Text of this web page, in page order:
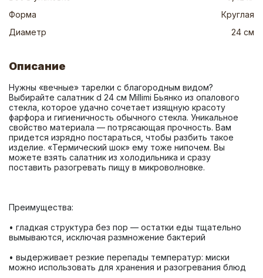
Форма
Круглая
Диаметр
24 см
Описание
Нужны «вечные» тарелки с благородным видом?
Выбирайте салатник d 24 см Millimi Бьянко из опалового
стекла, которое удачно сочетает изящную красоту
фарфора и гигиеничность обычного стекла. Уникальное
свойство материала — потрясающая прочность. Вам
придется изрядно постараться, чтобы разбить такое
изделие. «Термический шок» ему тоже нипочем. Вы
можете взять салатник из холодильника и сразу
• гладкая структура без пор — остатки еды тщательно
• выдерживает резкие перепады температур: миски